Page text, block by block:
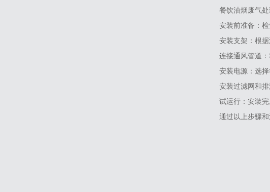
餐饮油烟废气
安装前准备‌：
安装支架‌：根
连接通风管道‌
安装电源‌：选
安装过滤网和
试运行‌：安装
通过以上步骤